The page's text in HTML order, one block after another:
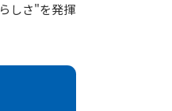
しさ"を発揮